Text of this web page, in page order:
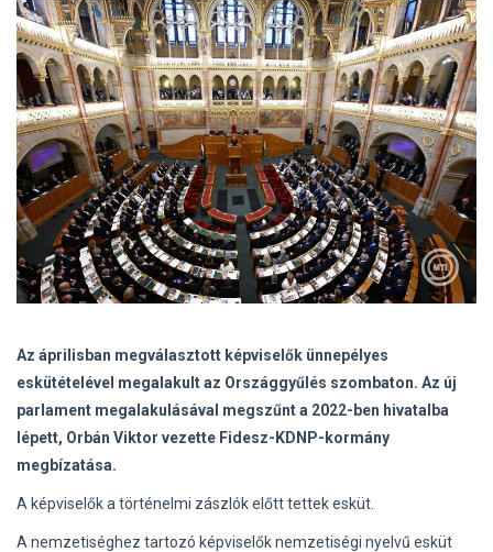
Az áprilisban megválasztott képviselők ünnepélyes
eskütételével megalakult az Országgyűlés szombaton. Az új
parlament megalakulásával megszűnt a 2022-ben hivatalba
lépett, Orbán Viktor vezette Fidesz-KDNP-kormány
megbízatása.
A képviselők a történelmi zászlók előtt tettek esküt.
A nemzetiséghez tartozó képviselők nemzetiségi nyelvű esküt